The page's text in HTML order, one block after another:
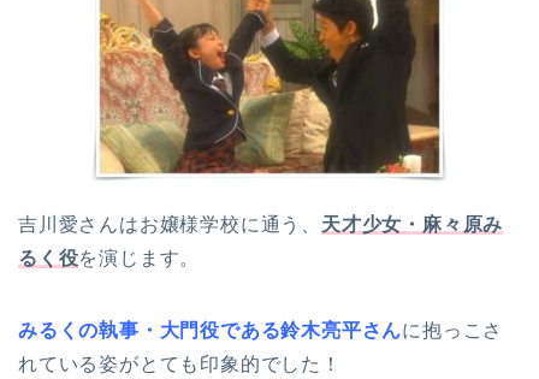
吉川愛さんはお嬢様学校に通う、 天才少女・麻々原み
るく役を演じます。
みるくの執事・大門役である鈴木亮平さんに抱っこさ
れている姿がとても印象的でした！